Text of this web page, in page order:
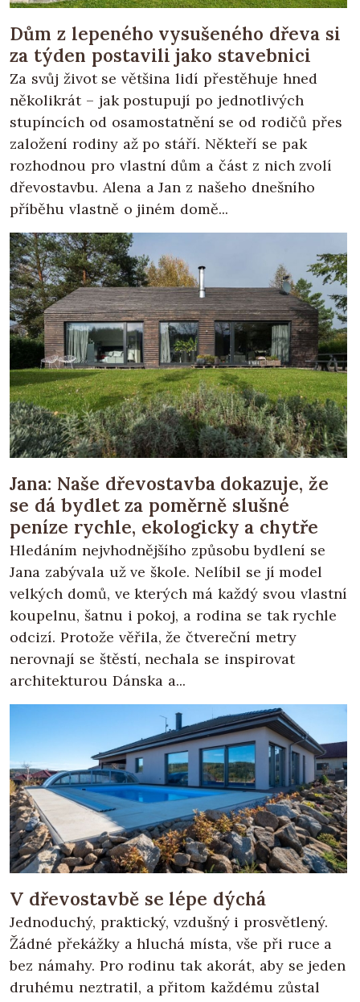
Dům z lepeného vysušeného dřeva si
za týden postavili jako stavebnici
Za svůj život se většina lidí přestěhuje hned
několikrát – jak postupují po jednotlivých
stupíncích od osamostatnění se od rodičů přes
založení rodiny až po stáří. Někteří se pak
rozhodnou pro vlastní dům a část z nich zvolí
dřevostavbu. Alena a Jan z našeho dnešního
příběhu vlastně o jiném domě...
Jana: Naše dřevostavba dokazuje, že
se dá bydlet za poměrně slušné
peníze rychle, ekologicky a chytře
Hledáním nejvhodnějšího způsobu bydlení se
Jana zabývala už ve škole. Nelíbil se jí model
velkých domů, ve kterých má každý svou vlastní
koupelnu, šatnu i pokoj, a rodina se tak rychle
odcizí. Protože věřila, že čtvereční metry
nerovnají se štěstí, nechala se inspirovat
architekturou Dánska a...
V dřevostavbě se lépe dýchá
Jednoduchý, praktický, vzdušný i prosvětlený.
Žádné překážky a hluchá místa, vše při ruce a
bez námahy. Pro rodinu tak akorát, aby se jeden
druhému neztratil, a přitom každému zůstal